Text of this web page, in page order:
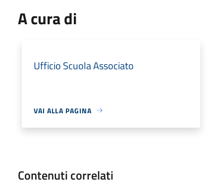
A cura di
Ufficio Scuola Associato
VAI ALLA PAGINA
Contenuti correlati